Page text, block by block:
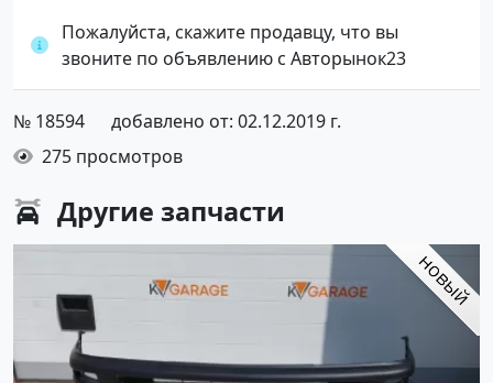
Пожалуйста, скажите продавцу, что вы
звоните по объявлению с Авторынок23
№ 18594
добавлено от: 02.12.2019 г.
275 просмотров
Другие запчасти